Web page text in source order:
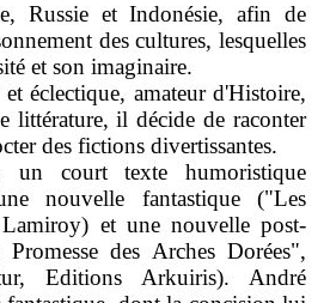
Russie et Indonésie, afin de
des cultures, lesquelles
et son imaginaire.
éclectique, amateur d'Histoire,
littérature, il décide de raconter
des fictions divertissantes.
un court texte humoristique
nouvelle fantastique ("Les
et une nouvelle post-
des Arches Dorées",
Editions Arkuiris). André